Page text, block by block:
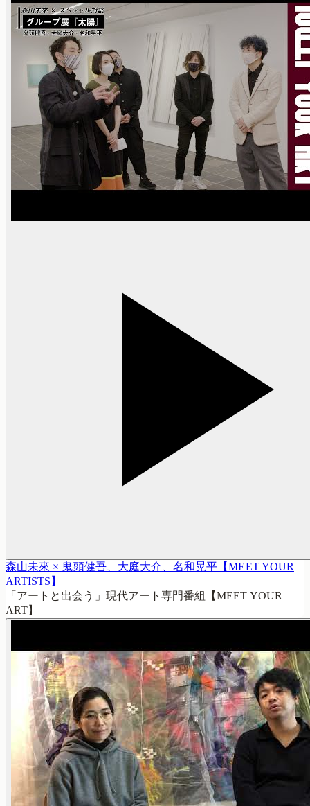
森山未來 × 鬼頭健吾、大庭大介、名和晃平【MEET YOUR
ARTISTS】
「アートと出会う」現代アート専門番組【MEET YOUR
ART】